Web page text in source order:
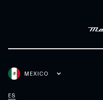
MEXICO
ES